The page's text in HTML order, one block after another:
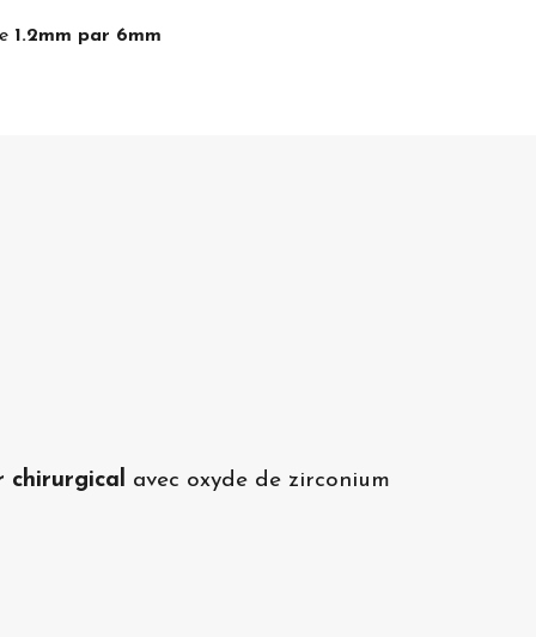
1.2mm par 6mm
chirurgical avec oxyde de zirconium